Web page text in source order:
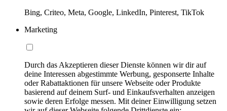
Bing, Criteo, Meta, Google, LinkedIn, Pinterest, TikTok
Marketing
Durch das Akzeptieren dieser Dienste können wir dir auf
deine Interessen abgestimmte Werbung, gesponserte Inhalte
oder Rabattaktionen für unsere Webseite oder Produkte
basierend auf deinem Surf- und Einkaufsverhalten anzeigen
sowie deren Erfolge messen. Mit deiner Einwilligung setzen